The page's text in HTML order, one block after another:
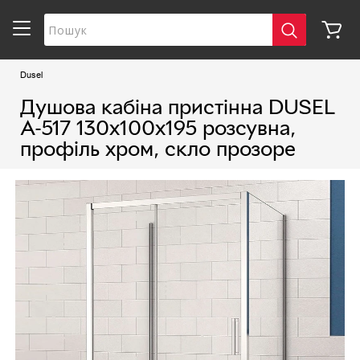
Dusel
Душова кабіна пристінна DUSEL
A-517 130х100х195 розсувна,
профіль хром, скло прозоре